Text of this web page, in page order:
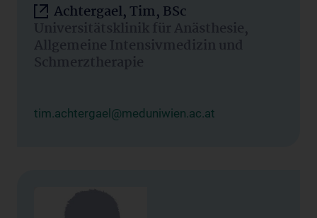
Achtergael, Tim, BSc
Universitätsklinik für Anästhesie,
Allgemeine Intensivmedizin und
Schmerztherapie
tim.achtergael@meduniwien.ac.at